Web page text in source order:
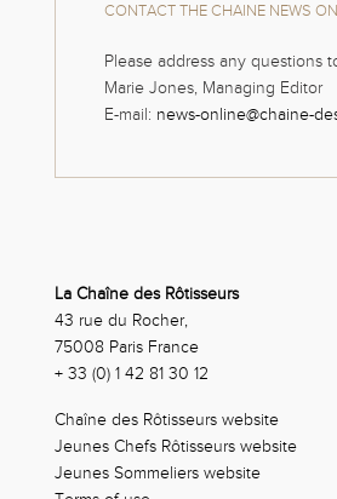
CONTACT THE CHAINE NEWS
Please address any questions
Marie Jones, Managing Editor
E-mail: news-online@chaine-
La Chaîne des Rôtisseurs
43 rue du Rocher,
75008 Paris France
+ 33 (0) 1 42 81 30 12
Chaîne des Rôtisseurs website
Jeunes Chefs Rôtisseurs website
Jeunes Sommeliers website